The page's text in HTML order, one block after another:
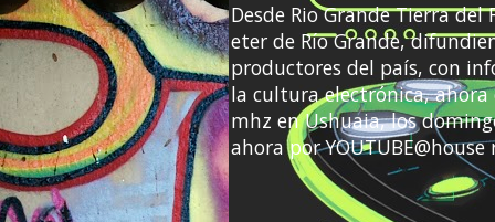
Desde Rio Grande Tierra
eter de Río Grande,
productores del país, con
la cultura electrónica, ahora
mhz en Ushuaia, los
ahora por